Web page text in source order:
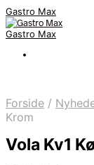
Gastro Max
Gastro Max
Forside /
Krom
Vola Kv1